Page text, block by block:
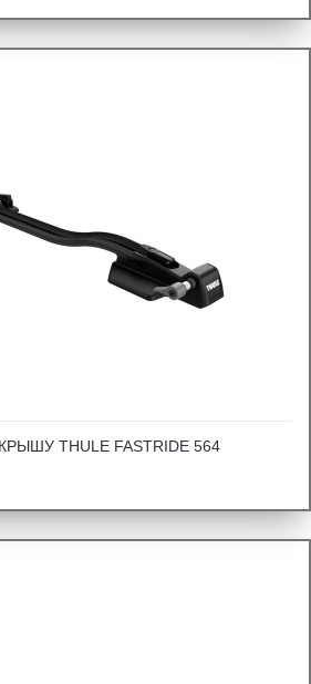
THULE FASTRIDE 564